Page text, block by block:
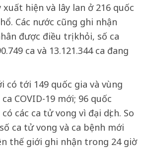
xuất hiện và lây lan ở 216 quốc
Các nước cũng ghi nhận
được điều trị khỏi, số ca
ca và 13.121.344 ca đang
có tới 149 quốc gia và vùng
COVID-19 mới; 96 quốc
các ca tử vong vì đại dịch. So
ca tử vong và ca bệnh mới
thế giới ghi nhận trong 24 giờ